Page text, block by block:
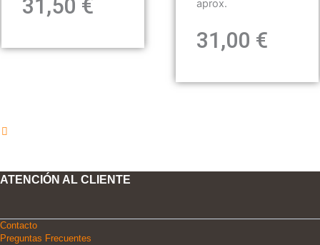
31,50 € aprox.
31,00 €
ATENCIÓN AL CLIENTE
Contacto
Preguntas Frecuentes